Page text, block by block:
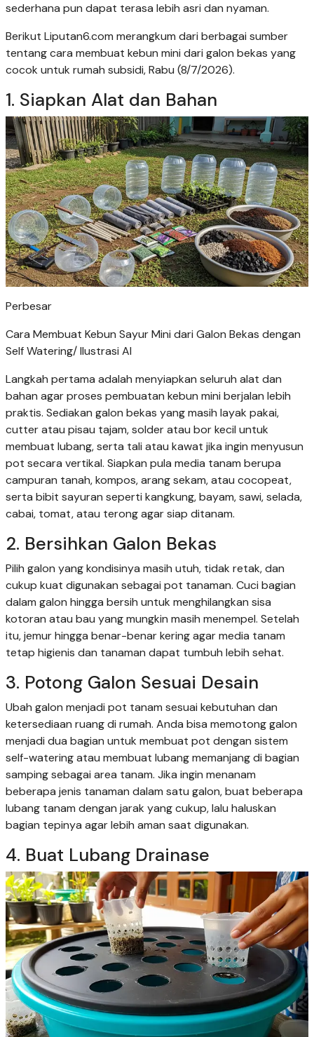
sederhana pun dapat terasa lebih asri dan nyaman.
Berikut Liputan6.com merangkum dari berbagai sumber
tentang cara membuat kebun mini dari galon bekas yang
cocok untuk rumah subsidi, Rabu (8/7/2026).
1. Siapkan Alat dan Bahan
Perbesar
Cara Membuat Kebun Sayur Mini dari Galon Bekas dengan
Self Watering/ Ilustrasi AI
Langkah pertama adalah menyiapkan seluruh alat dan
bahan agar proses pembuatan kebun mini berjalan lebih
praktis. Sediakan galon bekas yang masih layak pakai,
cutter atau pisau tajam, solder atau bor kecil untuk
membuat lubang, serta tali atau kawat jika ingin menyusun
pot secara vertikal. Siapkan pula media tanam berupa
campuran tanah, kompos, arang sekam, atau cocopeat,
serta bibit sayuran seperti kangkung, bayam, sawi, selada,
cabai, tomat, atau terong agar siap ditanam.
2. Bersihkan Galon Bekas
Pilih galon yang kondisinya masih utuh, tidak retak, dan
cukup kuat digunakan sebagai pot tanaman. Cuci bagian
dalam galon hingga bersih untuk menghilangkan sisa
kotoran atau bau yang mungkin masih menempel. Setelah
itu, jemur hingga benar-benar kering agar media tanam
tetap higienis dan tanaman dapat tumbuh lebih sehat.
3. Potong Galon Sesuai Desain
Ubah galon menjadi pot tanam sesuai kebutuhan dan
ketersediaan ruang di rumah. Anda bisa memotong galon
menjadi dua bagian untuk membuat pot dengan sistem
self-watering atau membuat lubang memanjang di bagian
samping sebagai area tanam. Jika ingin menanam
beberapa jenis tanaman dalam satu galon, buat beberapa
lubang tanam dengan jarak yang cukup, lalu haluskan
bagian tepinya agar lebih aman saat digunakan.
4. Buat Lubang Drainase